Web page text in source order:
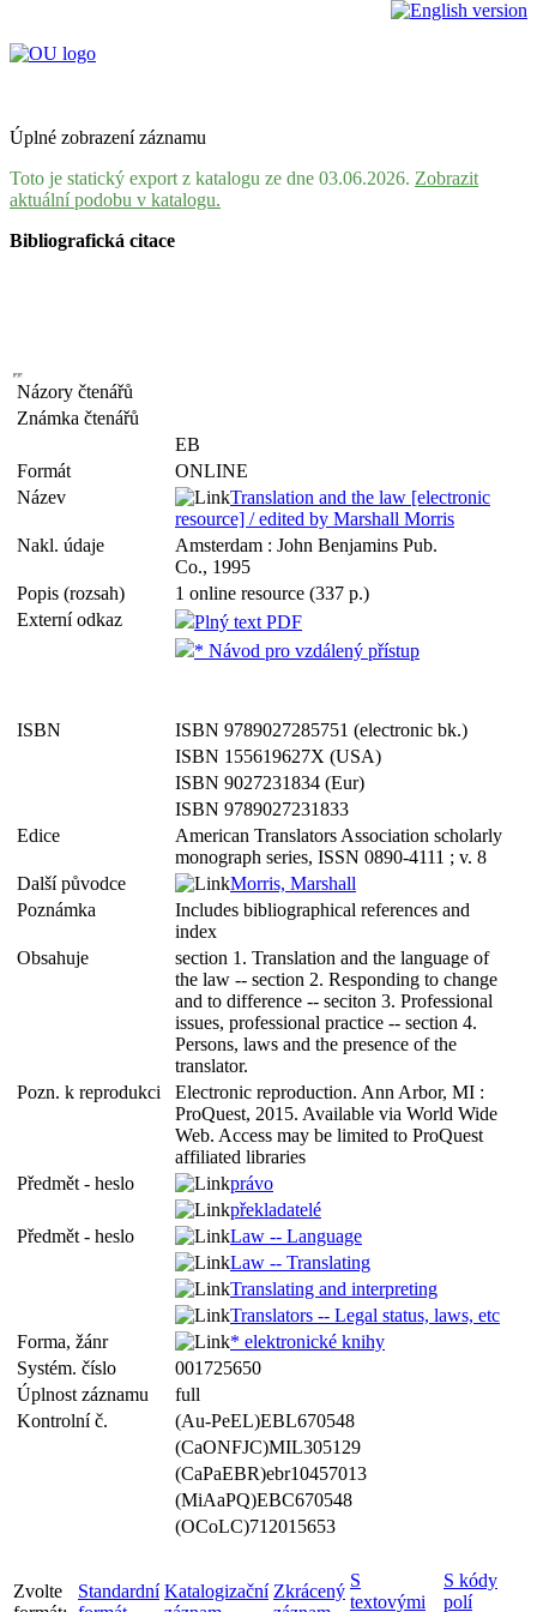
Úplné zobrazení záznamu
Toto je statický export z katalogu ze dne 03.06.2026. Zobrazit
aktuální podobu v katalogu.
Bibliografická citace
Názory čtenářů
Známka čtenářů
EB
Formát
ONLINE
Název
Translation and the law [electronic
resource] / edited by Marshall Morris
Nakl. údaje
Amsterdam : John Benjamins Pub.
Co., 1995
Popis (rozsah)
1 online resource (337 p.)
Externí odkaz
Plný text PDF
* Návod pro vzdálený přístup
ISBN
ISBN 9789027285751 (electronic bk.)
ISBN 155619627X (USA)
ISBN 9027231834 (Eur)
ISBN 9789027231833
Edice
American Translators Association scholarly
monograph series, ISSN 0890-4111 ; v. 8
Další původce
Morris, Marshall
Poznámka
Includes bibliographical references and
index
Obsahuje
section 1. Translation and the language of
the law -- section 2. Responding to change
and to difference -- seciton 3. Professional
issues, professional practice -- section 4.
Persons, laws and the presence of the
translator.
Pozn. k reprodukci
Electronic reproduction. Ann Arbor, MI :
ProQuest, 2015. Available via World Wide
Web. Access may be limited to ProQuest
affiliated libraries
Předmět - heslo
právo
překladatelé
Předmět - heslo
Law -- Language
Law -- Translating
Translating and interpreting
Translators -- Legal status, laws, etc
Forma, žánr
* elektronické knihy
Systém. číslo
001725650
Úplnost záznamu
full
Kontrolní č.
(Au-PeEL)EBL670548
(CaONFJC)MIL305129
(CaPaEBR)ebr10457013
(MiAaPQ)EBC670548
(OCoLC)712015653
Zvolte
Standardní Katalogizační Zkrácený
S
textovými
S kódy
polí